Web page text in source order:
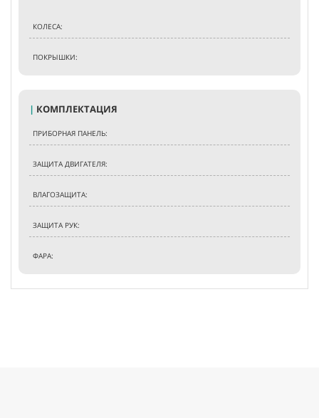
КОЛЕСА:
ПОКРЫШКИ:
| КОМПЛЕКТАЦИЯ
ПРИБОРНАЯ ПАНЕЛЬ:
ЗАЩИТА ДВИГАТЕЛЯ:
ВЛАГОЗАЩИТА:
ЗАЩИТА РУК:
ФАРА: